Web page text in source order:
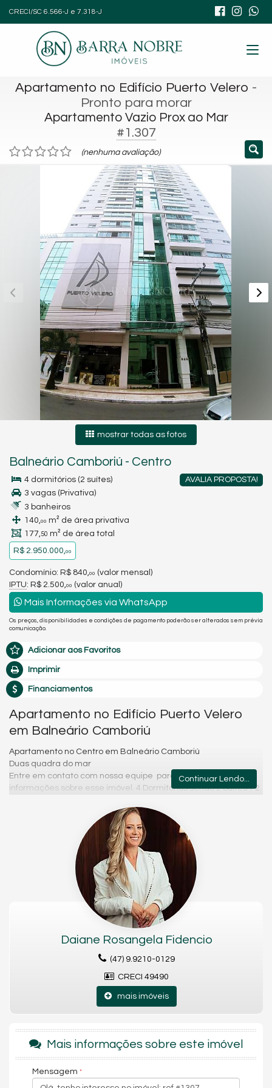
CRECI/SC 6.566-J e 7.318-J
Apartamento no Edifício Puerto Velero -
Pronto para morar
Apartamento Vazio Prox ao Mar
#1.307
(nenhuma avaliação)
mostrar todas as fotos
Balneário Camboriú - Centro
AVALIA PROPOSTA!
4 dormitórios (2 suítes)
3 vagas (Privativa)
3 banheiros
140,00 m² de área privativa
177,50 m² de área total
R$ 2.950.000,00
Condomínio: R$ 840, 00 (valor mensal)
IPTU: R$ 2.500, 00 (valor anual)
Mais Informações via WhatsApp
Os preços, disponibilidades e condições de pagamento poderão ser alterados sem prévia
comunicação.
Adicionar aos Favoritos
Imprimir
Financiamentos
Apartamento no Edifício Puerto Velero
em Balneário Camboriú
Apartamento no Centro em Balneário Camboriú
Duas quadra do mar
Entre em contato com nossa equipe para saber mais
informações sobre esse imóvel. 4 Dormitórios sendo 2 Suítes + 2
4 Dormitórios sendo 2 Suítes + 2 Demi-Suíte
EMPREENDIMENTO
Piscina com deck ao ar livre
Fitness
Sala de jogos
Brinquedoteca
Playground
Reaproveitamento de águas pluviais
Ambientes da área de lazer entregues decorados e mobiliados.
Continuar Lendo...
Daiane Rosangela Fidencio
(47) 9.9210-0129
CRECI 49490
mais imóveis
Mais informações sobre este imóvel
Mensagem